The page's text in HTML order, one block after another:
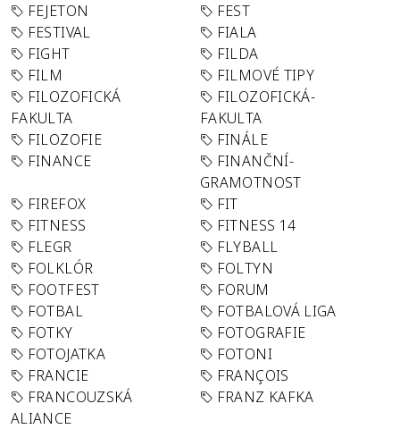
FEJETON
FEST
FESTIVAL
FIALA
FIGHT
FILDA
FILM
FILMOVÉ TIPY
FILOZOFICKÁ
FAKULTA
FILOZOFICKÁ-
FAKULTA
FILOZOFIE
FINÁLE
FINANCE
FINANČNÍ-
GRAMOTNOST
FIREFOX
FIT
FITNESS
FITNESS 14
FLEGR
FLYBALL
FOLKLÓR
FOLTYN
FOOTFEST
FORUM
FOTBAL
FOTBALOVÁ LIGA
FOTKY
FOTOGRAFIE
FOTOJATKA
FOTONI
FRANCIE
FRANÇOIS
FRANCOUZSKÁ
ALIANCE
FRANZ KAFKA